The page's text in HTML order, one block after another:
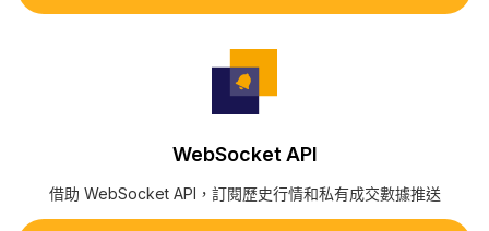
WebSocket API
借助 WebSocket API，訂閱歷史行情和私有成交數據推送